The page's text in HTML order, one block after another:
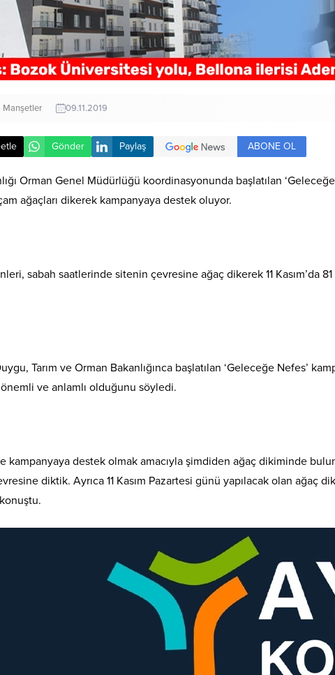
Manşetler 09.11.2019
Gönder Paylaş ABONE OL
Orman Genel Müdürlüğü koordinasyonunda başlatılan
ağaçları dikerek kampanyaya destek oluyor.
sabah saatlerinde sitenin çevresine ağaç dikerek 11 Kasım’da
Tarım ve Orman Bakanlığınca başlatılan ‘Geleceğe Nefes’
ve anlamlı olduğunu söyledi.
destek olmak amacıyla şimdiden ağaç dikiminde
diktik. Ayrıca 11 Kasım Pazartesi günü yapılacak olan